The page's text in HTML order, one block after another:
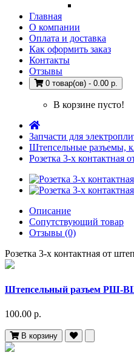
Главная
О компании
Оплата и доставка
Как оформить заказ
Контакты
Отзывы
0 товар(ов) - 0.00 р.
В корзине пусто!
Запчасти для
Штепсельные разъемы,
Розетка 3-х контактная
Описание
Сопутствующий товар
Отзывы (0)
Розетка 3-х контактная от
Штепсельный разъем РШ-
100.00 р.
В корзину